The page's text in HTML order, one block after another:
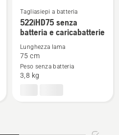
Vedi
maggiori
dettagli
su
522iHD75
senza
Tagliasiepi a batteria
522iHD75 senza
batteria e caricabatterie
Lunghezza lama
75 cm
Peso senza batteria
3,8 kg